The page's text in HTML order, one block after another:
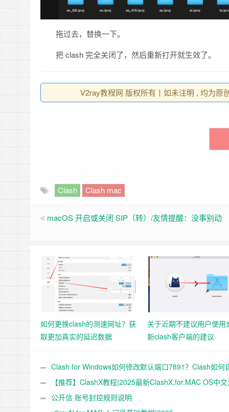
拖过去，替换一下。
把 clash 完全关闭了，然后重新打开就生效了。
V2ray教程网 版权所有丨如未注明 , 均为原
Clash Clash mac
macOS 开启或关闭 SIP（转）/友情提醒：没事别动
如何更换clash的测速网址？获
取更加真实的延迟数据
关于近期不建议用户使用
新clash客户端的建议
Clash for Windows如何修改默认端口7891？Clash如何
代理端口？Clash如何修改1080端口？
【推荐】ClashX教程|2025最新ClashX.for.MAC OS中
版完美配置Clash订阅链接保姆级教程
公开信·账号封控规则说明